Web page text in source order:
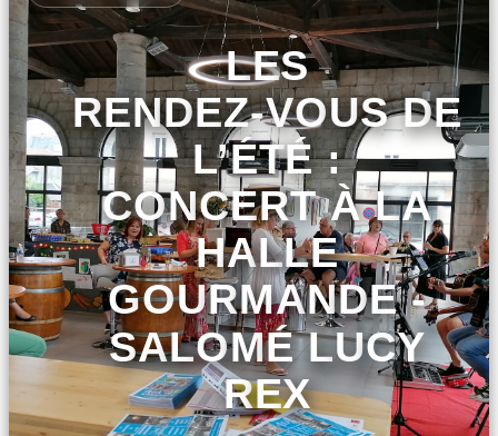
LES
RENDEZ-VOUS DE
L’ÉTÉ :
CONCERT À LA
HALLE
GOURMANDE -
SALOMÉ LUCY
REX